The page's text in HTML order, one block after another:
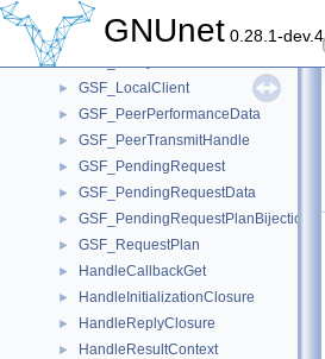
GNUnet 0.28.1-dev.4
GSF_CadetRequest
► GSF_ConnectedPeer
►
► GSF_LocalClient
► GSF_PeerPerformanceData
► GSF_PeerTransmitHandle
► GSF_PendingRequest
► GSF_PendingRequestData
► GSF_PendingRequestPlanBijection
► GSF_RequestPlan
► HandleCallbackGet
► HandleInitializationClosure
► HandleReplyClosure
► HandleResultContext